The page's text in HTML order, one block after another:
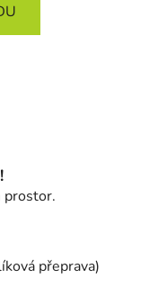
prostor.
přeprava)